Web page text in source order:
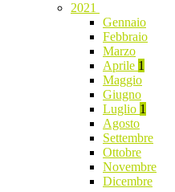
2021
Gennaio
Febbraio
Marzo
Aprile 1
Maggio
Giugno
Luglio 1
Agosto
Settembre
Ottobre
Novembre
Dicembre